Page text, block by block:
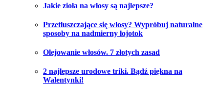
Jakie zioła na włosy są najlepsze?
Przetłuszczające się włosy? Wypróbuj naturalne
sposoby na nadmierny łojotok
Olejowanie włosów. 7 złotych zasad
2 najlepsze urodowe triki. Bądź piękna na
Walentynki!